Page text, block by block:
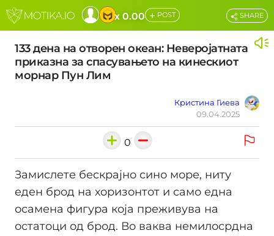
x 0.00 + POST
133 дена на отворен океан: Неверојатната
приказна за спасувањето на кинескиот
морнар Пун Лим
Кристина Гиева
09.04.2025
SHARE
0
Замислете бескрајно сино море, ниту
еден брод на хоризонтот и само една
осамена фигура која преживува на
остатоци од брод. Во ваква немилосрдна